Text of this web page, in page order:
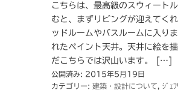
こちらは、最高級のスウィート
むと、まずリビングが迎えてく
ッドルームやバスルームに入り
れたペイント天井。天井に絵を
だこちらでは沢山います。 […]
公開済み: 2015年5月19日
カテゴリー: 建築・設計について ｼﾞｪ